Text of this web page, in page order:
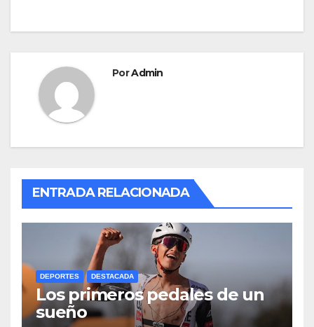
k
PorAdmin
ENTRADA RELACIONADA
DEPORTES DESTACADA
Los primeros pedales de un
sueño